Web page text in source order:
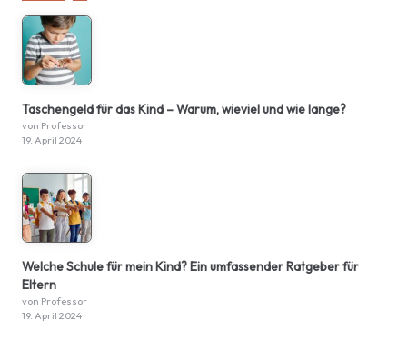
Taschengeld für das Kind – Warum, wieviel und wie lange?
von Professor
19. April 2024
Welche Schule für mein Kind? Ein umfassender Ratgeber für
Eltern
von Professor
19. April 2024